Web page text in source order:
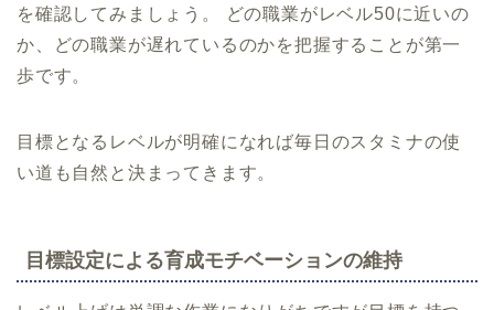
を確認してみましょう。 どの職業がレベル50に近いの
か、どの職業が遅れているのかを把握することが第一
歩です。
目標となるレベルが明確になれば毎日のスタミナの使
い道も自然と決まってきます。
目標設定による育成モチベーションの維持